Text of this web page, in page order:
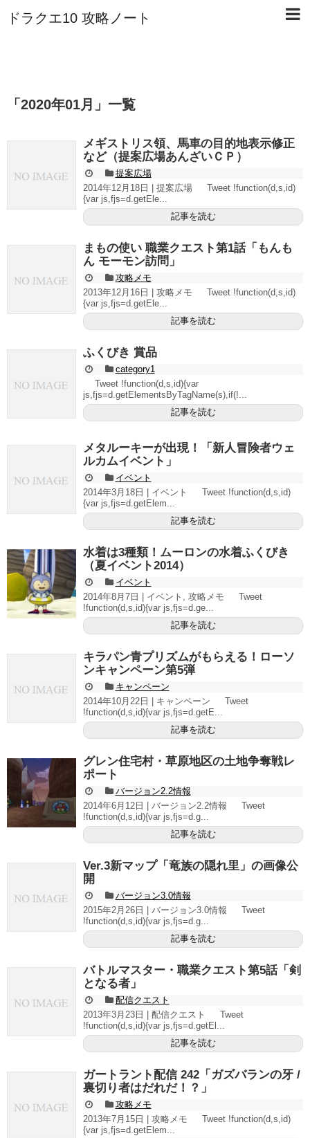
ドラクエ10 攻略ノート
「 2020年01月 」 一覧
メギストリス領、馬車の目的地表示修正
など（提案広場あんざいＣＰ）
提案広場
2014年12月18日 | 提案広場 Tweet !function(d,s,id)
{var js,fjs=d.getEle...
記事を読む
まもの使い 職業クエスト第1話「もんも
ん モーモン訪問」
攻略メモ
2013年12月16日 | 攻略メモ Tweet !function(d,s,id)
{var js,fjs=d.getEle...
記事を読む
ふくびき 賞品
category1
Tweet !function(d,s,id){var
js,fjs=d.getElementsByTagName(s),if(!...
記事を読む
メタルーキーが出現！「新人冒険者ウェ
ルカムイベント」
イベント
2014年3月18日 | イベント Tweet !function(d,s,id)
{var js,fjs=d.getElem...
記事を読む
水着は3種類！ムーロンの水着ふくびき
（夏イベント2014）
イベント
2014年8月7日 | イベント, 攻略メモ Tweet
!function(d,s,id){var js,fjs=d.ge...
記事を読む
キラパン青プリズムがもらえる！ローソ
ンキャンペーン第5弾
キャンペーン
2014年10月22日 | キャンペーン Tweet
!function(d,s,id){var js,fjs=d.getE...
記事を読む
グレン住宅村・草原地区の土地争奪戦レ
ポート
バージョン2.2情報
2014年6月12日 | バージョン2.2情報 Tweet
!function(d,s,id){var js,fjs=d.g...
記事を読む
Ver.3新マップ「竜族の隠れ里」の画像公
開
バージョン3.0情報
2015年2月26日 | バージョン3.0情報 Tweet
!function(d,s,id){var js,fjs=d.g...
記事を読む
バトルマスター・職業クエスト第5話「剣
となる者」
配信クエスト
2013年3月23日 | 配信クエスト Tweet
!function(d,s,id){var js,fjs=d.getEl...
記事を読む
ガートラント配信 242「ガズバランの牙 /
裏切り者はだれだ！？」
攻略メモ
2013年7月15日 | 攻略メモ Tweet !function(d,s,id)
{var js,fjs=d.getElem...